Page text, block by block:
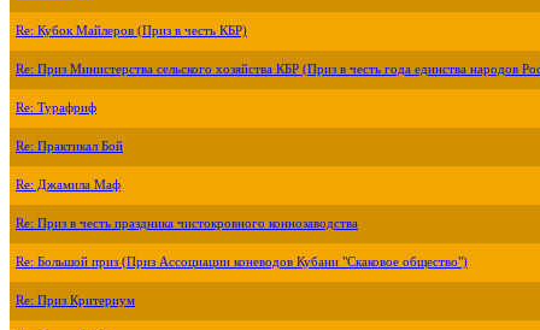
Re: Кубок Майлеров (Приз в честь КБР)
Re: Приз Министерства сельского хозяйства КБР (Приз в честь года единства народов
Re: Турафриф
Re: Практикал Бой
Re: Джамила Маф
Re: Приз в честь праздника чистокровного коннозаводства
Re: Большой приз (Приз Ассоциации коневодов Кубани "Скаковое общество")
Re: Приз Критериум